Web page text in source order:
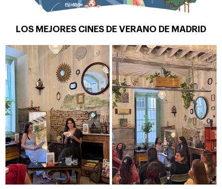
LOS MEJORES CINES DE VERANO DE MADRID